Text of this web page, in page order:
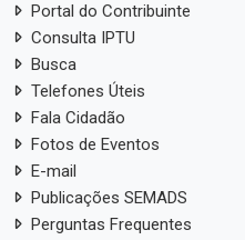
Portal do Contribuinte
Consulta IPTU
Busca
Telefones Úteis
Fala Cidadão
Fotos de Eventos
E-mail
Publicações SEMADS
Perguntas Frequentes